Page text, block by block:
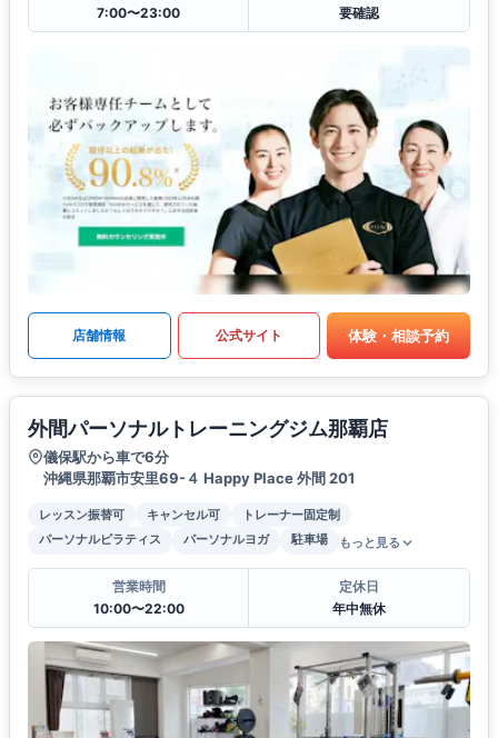
7:00〜23:00
要確認
店舗情報 公式サイト 体験・相談予約
外間パーソナルトレーニングジム那覇店
儀保駅から車で6分
沖縄県那覇市安里69-４ Happy Place 外間 201
レッスン振替可 キャンセル可
トレーナー固定制
パーソナルピラティス
パーソナルヨガ 駐車場 もっと見る
営業時間
10:00〜22:00
定休日
年中無休